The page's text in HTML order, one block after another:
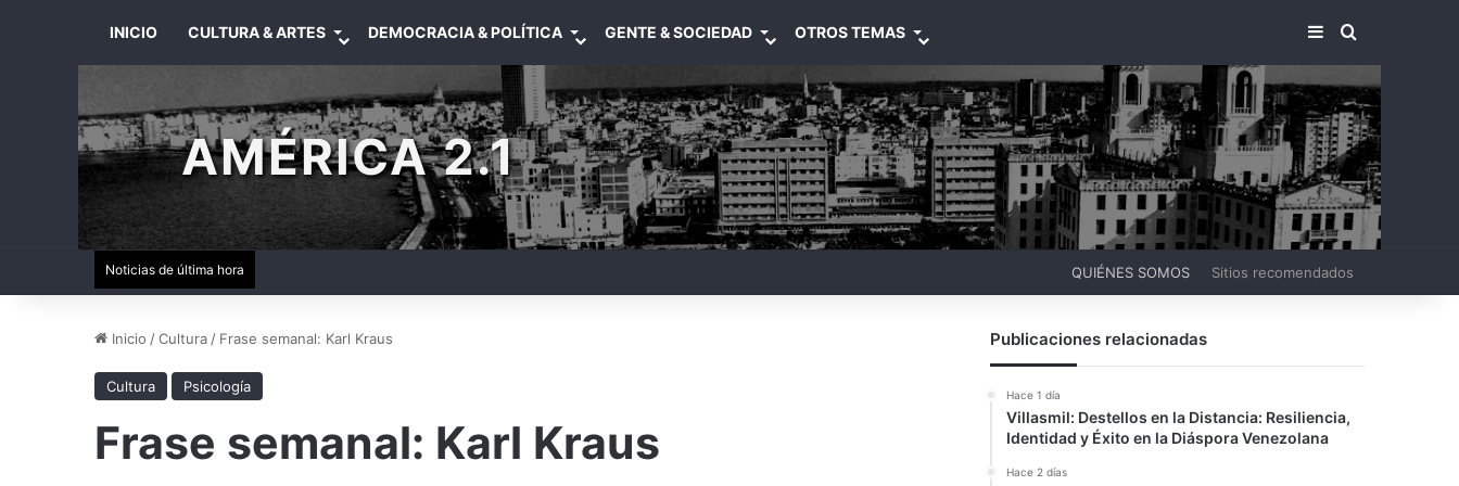
INICIO CULTURA & ARTES DEMOCRACIA & POLÍTICA GENTE & SOCIEDAD OTROS TEMAS BARRA LATERAL
BUSCAR
AMÉRICA 2.1
Noticias de última hora QUIÉNES SOMOS Sitios recomendados
Inicio /Cultura / Frase semanal: Karl Kraus
Cultura Psicología
Frase semanal: Karl Kraus
Publicaciones relacionadas
Hace 1 día
Villasmil: Destellos en la Distancia: Resiliencia,
Identidad y Éxito en la Diáspora Venezolana
Hace 2 días